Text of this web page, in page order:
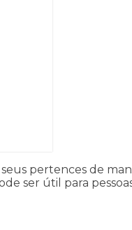
pertences de
ser útil para